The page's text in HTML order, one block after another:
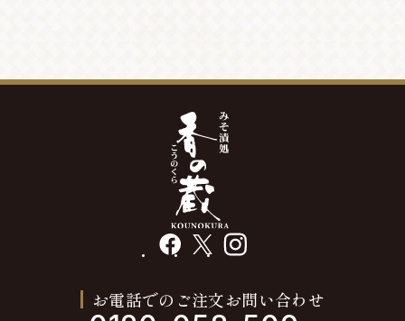
facebook instagram
お電話でのご注文お問い合わせ